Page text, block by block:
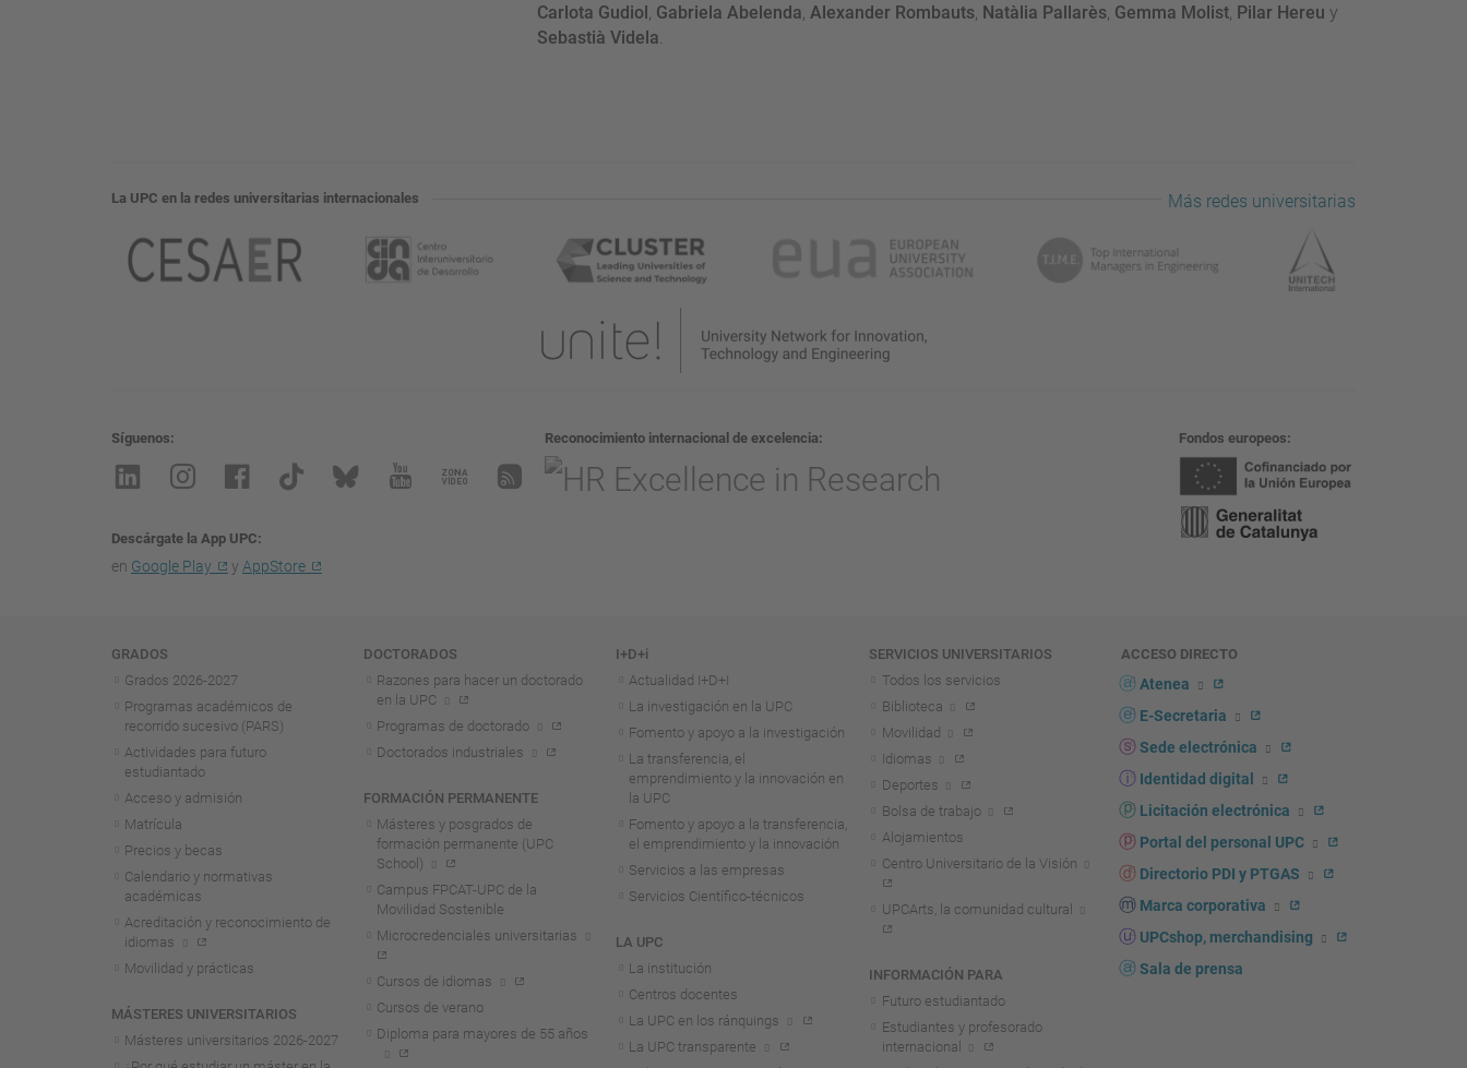
Carlota Gudiol , Gabriela Abelenda, Alexander Rombauts, Natàlia Pallarès, Gemma Molist, Pilar Hereu y
Sebastià Videla.
La UPC en la redes universitarias internacionales Más redes universitarias
Síguenos
Descárgate la App UPC
en Google Play y AppStore
Reconocimiento internacional de excelencia Fondos europeos
Navegación
GRADOS
Grados 2026-2027
Programas académicos de
recorrido sucesivo (PARS)
Actividades para futuro
estudiantado
Acceso y admisión
Matrícula
Precios y becas
Calendario y normativas
académicas
Acreditación y reconocimiento de
idiomas
Movilidad y prácticas
MÁSTERES UNIVERSITARIOS
Másteres universitarios 2026-2027
DOCTORADOS
Razones para hacer un doctorado
en la UPC
Programas de doctorado
Doctorados industriales
FORMACIÓN PERMANENTE
Másteres y posgrados de
formación permanente (UPC
School)
Campus FPCAT-UPC de la
Movilidad Sostenible
Microcredenciales universitarias
Cursos de idiomas
Cursos de verano
Diploma para mayores de 55 años
I+D+i
Actualidad I+D+I
La investigación en la UPC
Fomento y apoyo a la investigación
La transferencia, el
emprendimiento y la innovación en
la UPC
Fomento y apoyo a la transferencia,
el emprendimiento y la innovación
Servicios a las empresas
Servicios Científico-técnicos
LA UPC
La institución
Centros docentes
La UPC en los ránquings
La UPC transparente
SERVICIOS UNIVERSITARIOS
Todos los servicios
Biblioteca
Movilidad
Idiomas
Deportes
Bolsa de trabajo
Alojamientos
Centro Universitario de la Visión
UPCArts, la comunidad cultural
INFORMACIÓN PARA
Futuro estudiantado
Estudiantes y profesorado
internacional
ACCESO DIRECTO
Atenea
E-Secretaria
Sede electrónica
Identidad digital
Licitación electrónica
Portal del personal UPC
Directorio PDI y PTGAS
Marca corporativa
UPCshop, merchandising
Sala de prensa